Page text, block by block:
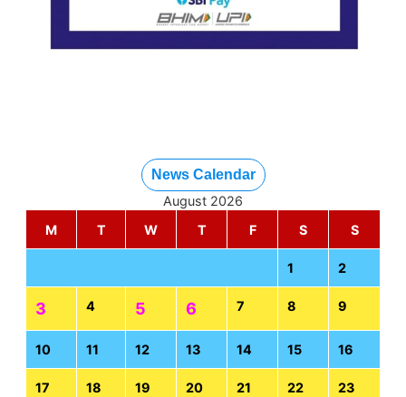
News Calendar
August 2026
M
T W T F S S
1 2
3 4 5 6 7 8 9
10 11 12 13 14 15 16
17 18 19 20 21 22 23